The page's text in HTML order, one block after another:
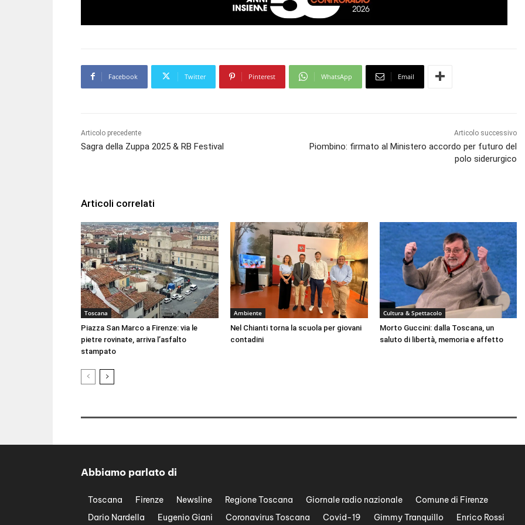
Facebook Twitter Pinterest WhatsApp Email
Articolo precedente
Sagra della Zuppa 2025 & RB Festival
Articolo successivo
Piombino: firmato al Ministero accordo per futuro del
polo siderurgico
Articoli correlati
Toscana
Piazza San Marco a Firenze: via le
pietre rovinate, arriva l’asfalto
stampato
Ambiente
Nel Chianti torna la scuola per giovani
contadini
Cultura & Spettacolo
Morto Guccini: dalla Toscana, un
saluto di libertà, memoria e affetto
Abbiamo parlato di
Toscana Firenze Newsline Regione Toscana Giornale radio nazionale
Comune di Firenze
Dario Nardella
Eugenio Giani Coronavirus Toscana Covid-19 Gimmy Tranquillo Enrico Rossi